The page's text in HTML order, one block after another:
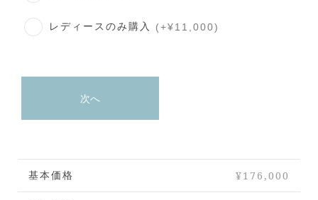
レディースのみ購入 (+¥11,000)
次へ
基本価格 ¥176,000